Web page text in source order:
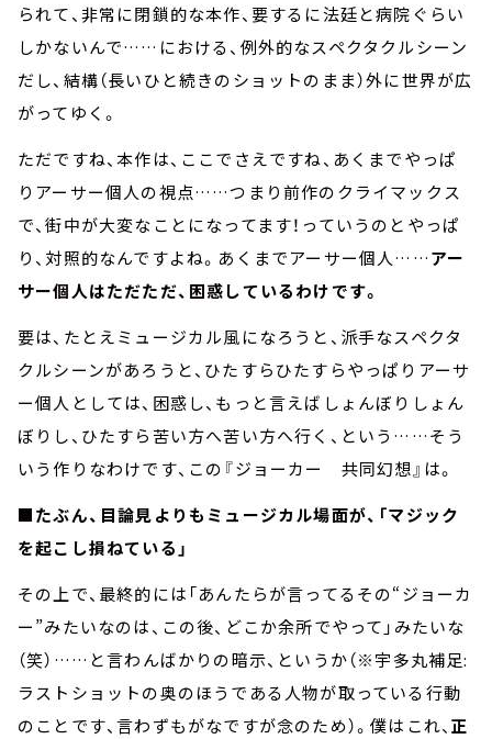
られて、非常に閉鎖的な本作、要するに法廷と病院ぐらい
しかないんで……における、例外的なスペクタクルシーン
だし、結構（長いひと続きのショットのまま）外に世界が広
がってゆく。
ただですね、本作は、ここでさえですね、あくまでやっぱ
りアーサー個人の視点……つまり前作のクライマックス
で、街中が大変なことになってます！っていうのとやっぱ
り、対照的なんですよね。あくまでアーサー個人……アー
サー個人はただただ、困惑しているわけです。
要は、たとえミュージカル風になろうと、派手なスペクタ
クルシーンがあろうと、ひたすらひたすらやっぱりアーサ
ー個人としては、困惑し、もっと言えばしょんぼりしょん
ぼりし、ひたすら苦い方へ苦い方へ行く、という……そう
いう作りなわけです、この『ジョーカー 共同幻想』は。
■たぶん、目論見よりもミュージカル場面が、「マジック
を起こし損ねている」
その上で、最終的には「あんたらが言ってるその“ジョーカ
ー”みたいなのは、この後、どこか余所でやって」みたいな
（笑）……と言わんばかりの暗示、というか（※宇多丸補足:
ラストショットの奥のほうである人物が取っている行動
のことです、言わずもがなですが念のため）。僕はこれ、正